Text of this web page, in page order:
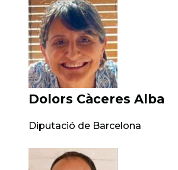
Dolors Càceres Alba
Diputació de Barcelona